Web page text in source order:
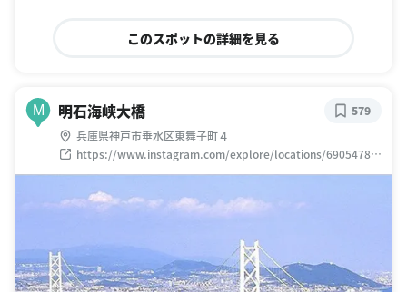
このスポットの詳細を見る
M 明石海峡大橋
兵庫県神戸市垂水区東舞子町４
https://www.instagram.com/explore/locations/69054780
1
579